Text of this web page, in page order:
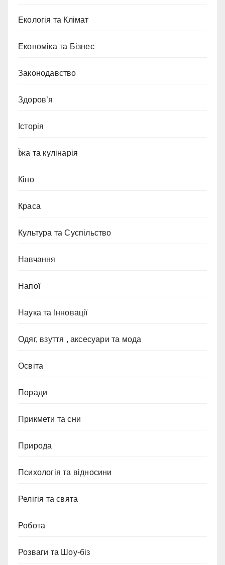
Екологія та Клімат
Економіка та Бізнес
Законодавство
Здоров’я
Історія
Їжа та кулінарія
Кіно
Краса
Культура та Суспільство
Навчання
Напої
Наука та Інновації
Одяг, взуття , аксесуари та мода
Освіта
Поради
Прикмети та сни
Природа
Психологія та відносини
Релігія та свята
Робота
Розваги та Шоу-біз